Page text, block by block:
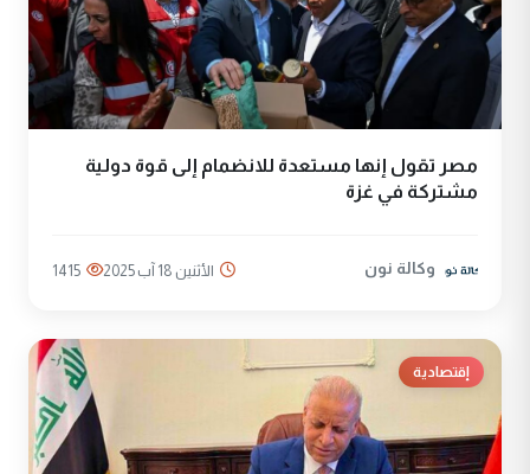
مصر تقول إنها مستعدة للانضمام إلى قوة دولية
مشتركة في غزة
وكالة نون الأثنين 18 آب 2025 1415
إقتصادية